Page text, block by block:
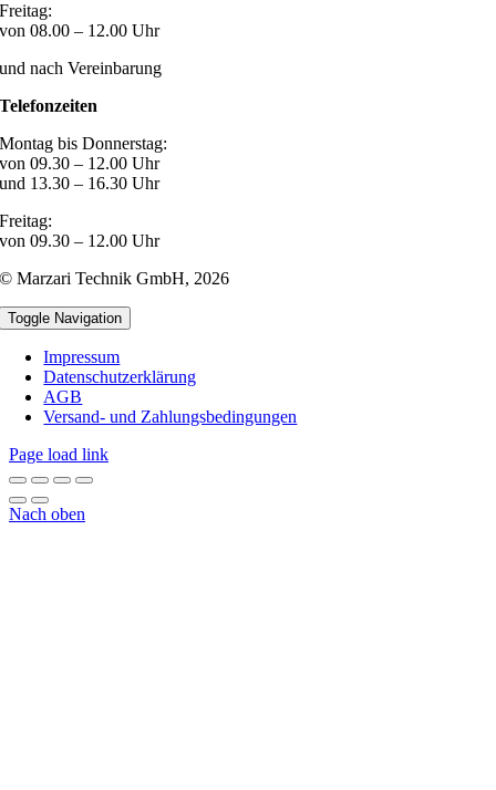
Freitag:
von 08.00 – 12.00 Uhr
und nach Vereinbarung
Telefonzeiten
Montag bis Donnerstag:
von 09.30 – 12.00 Uhr
und 13.30 – 16.30 Uhr
Freitag:
von 09.30 – 12.00 Uhr
© Marzari Technik GmbH,2026
Toggle Navigation
Impressum
Datenschutzerklärung
AGB
Versand- und Zahlungsbedingungen
Page load link
Nach oben